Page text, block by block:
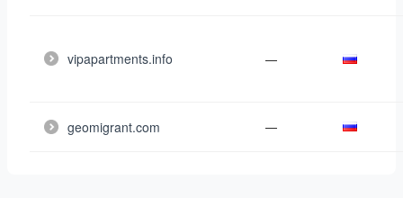
vipapartments.info —
geomigrant.com —